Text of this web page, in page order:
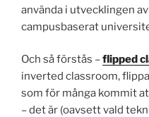
använda i utvecklingen
campusbaserat
Och så förstås –flipped
inverted classroom,
som för många kommit
– det är (oavsett vald